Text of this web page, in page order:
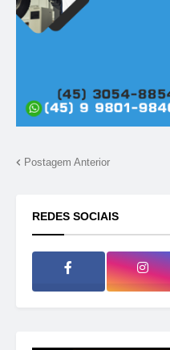
Postagem Anterior
REDES SOCIAIS